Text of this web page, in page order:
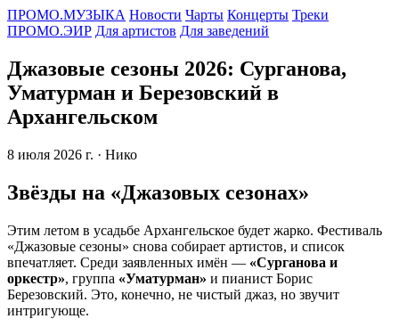
ПРОМО.МУЗЫКА Новости Чарты Концерты Треки
ПРОМО.ЭИР Для артистов Для заведений
Джазовые сезоны 2026: Сурганова,
Уматурман и Березовский в
Архангельском
8 июля 2026 г. · Нико
Звёзды на «Джазовых сезонах»
Этим летом в усадьбе Архангельское будет жарко. Фестиваль
«Джазовые сезоны» снова собирает артистов, и список
впечатляет. Среди заявленных имён — «Сурганова и
оркестр», группа «Уматурман» и пианист Борис
Березовский. Это, конечно, не чистый джаз, но звучит
интригующе.